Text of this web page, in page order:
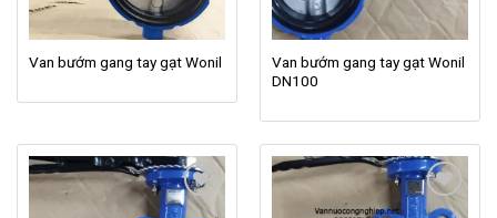
Van bướm gang tay gạt Wonil
Van bướm gang tay gạt Wonil
DN100